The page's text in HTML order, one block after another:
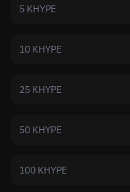
5 KHYPE
10 KHYPE
25 KHYPE
50 KHYPE
100 KHYPE